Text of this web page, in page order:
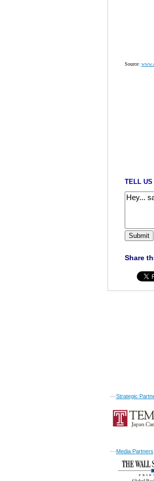
Source:
TELL US
Share
---Strategic
---Media Partners